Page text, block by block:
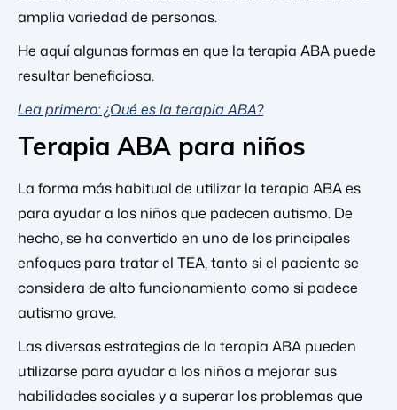
amplia variedad de personas.
He aquí algunas formas en que la terapia ABA puede
resultar beneficiosa.
Lea primero: ¿Qué es la terapia ABA?
Terapia ABA para niños
La forma más habitual de utilizar la terapia ABA es
para ayudar a los niños que padecen autismo. De
hecho, se ha convertido en uno de los principales
enfoques para tratar el TEA, tanto si el paciente se
considera de alto funcionamiento como si padece
autismo grave.
Las diversas estrategias de la terapia ABA pueden
utilizarse para ayudar a los niños a mejorar sus
habilidades sociales y a superar los problemas que